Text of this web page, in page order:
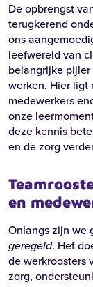
De opbrengst
terugkerend
ons
leefwereld van
belangrijke
werken. Hier ligt
medewerkers
onze
deze kennis
en de zorg
en
Onlangs zijn we
geregeld. Het
de werkroosters
zorg,